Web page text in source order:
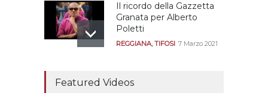
Il ricordo della Gazzetta
Granata per Alberto
Poletti
REGGIANA,TIFOSI 7 Marzo 2021
assistere agli allenamenti
Featured Videos